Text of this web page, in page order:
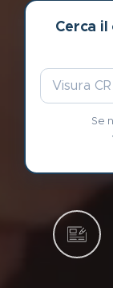
Cerca
Se